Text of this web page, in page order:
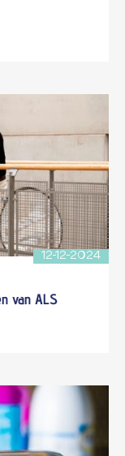
12-12-2024
van ALS